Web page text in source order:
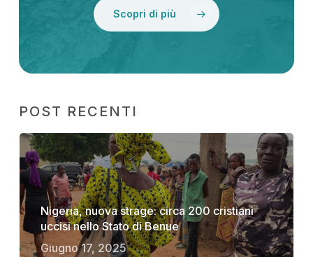
Scopri di più
POST RECENTI
Nigeria, nuova strage: circa 200 cristiani
uccisi nello Stato di Benue
Giugno 17, 2025